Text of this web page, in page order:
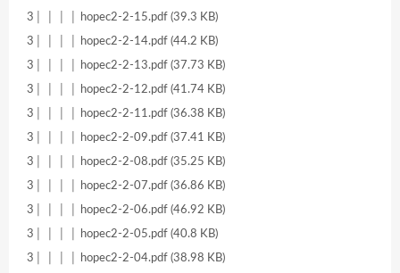
3│ │ │ │ hopec2-2-15.pdf (39.3 KB)
3│ │ │ │ hopec2-2-14.pdf (44.2 KB)
3│ │ │ │ hopec2-2-13.pdf (37.73 KB)
3│ │ │ │ hopec2-2-12.pdf (41.74 KB)
3│ │ │ │ hopec2-2-11.pdf (36.38 KB)
3│ │ │ │ hopec2-2-09.pdf (37.41 KB)
3│ │ │ │ hopec2-2-08.pdf (35.25 KB)
3│ │ │ │ hopec2-2-07.pdf (36.86 KB)
3│ │ │ │ hopec2-2-06.pdf (46.92 KB)
3│ │ │ │ hopec2-2-05.pdf (40.8 KB)
3│ │ │ │ hopec2-2-04.pdf (38.98 KB)